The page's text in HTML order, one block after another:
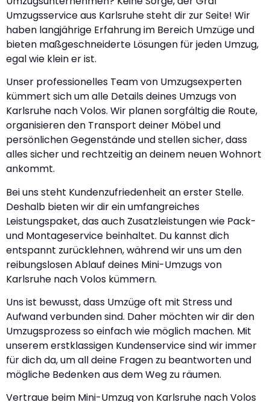
Umzugsservice aus Karlsruhe steht dir zur Seite! Wir
haben langjährige Erfahrung im Bereich Umzüge und
bieten maßgeschneiderte Lösungen für jeden Umzug,
egal wie klein er ist.
Unser professionelles Team von Umzugsexperten
kümmert sich um alle Details deines Umzugs von
Karlsruhe nach Volos. Wir planen sorgfältig die Route,
organisieren den Transport deiner Möbel und
persönlichen Gegenstände und stellen sicher, dass
alles sicher und rechtzeitig an deinem neuen Wohnort
ankommt.
Bei uns steht Kundenzufriedenheit an erster Stelle.
Deshalb bieten wir dir ein umfangreiches
Leistungspaket, das auch Zusatzleistungen wie Pack-
und Montageservice beinhaltet. Du kannst dich
entspannt zurücklehnen, während wir uns um den
reibungslosen Ablauf deines Mini-Umzugs von
Karlsruhe nach Volos kümmern.
Uns ist bewusst, dass Umzüge oft mit Stress und
Aufwand verbunden sind. Daher möchten wir dir den
Umzugsprozess so einfach wie möglich machen. Mit
unserem erstklassigen Kundenservice sind wir immer
für dich da, um all deine Fragen zu beantworten und
mögliche Bedenken aus dem Weg zu räumen.
Vertraue beim Mini-Umzug von Karlsruhe nach Volos